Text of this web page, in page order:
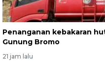
Penanganan kebakaran
Gunung Bromo
21 jam lalu